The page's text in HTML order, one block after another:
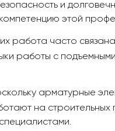
и
этой
работа часто
работы с
арматурные
на